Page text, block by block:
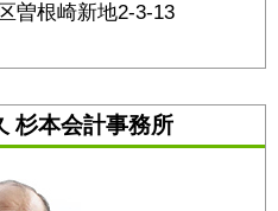
曽根崎新地2-3-13
杉本会計事務所